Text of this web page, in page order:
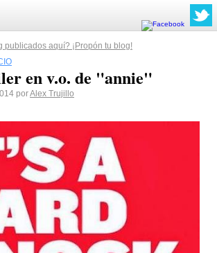
publicados aquí? ¡Propón tu blog!
en v.o. de "annie"
porAlex Trujillo